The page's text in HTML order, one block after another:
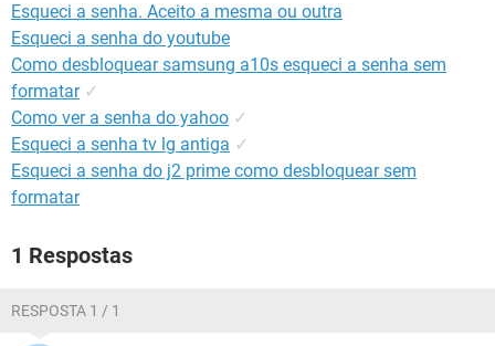
Esqueci a senha. Aceito a mesma ou outra
Esqueci a senha do youtube
Como desbloquear samsung a10s esqueci a senha sem
formatar ✓
Como ver a senha do yahoo ✓
Esqueci a senha tv lg antiga ✓
Esqueci a senha do j2 prime como desbloquear sem
formatar
1 Respostas
RESPOSTA 1 / 1